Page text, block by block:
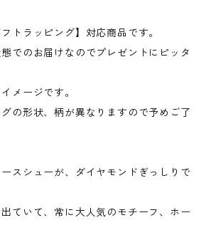
トラッピング】対応商品です。
でのお届けなのでプレゼントにピッタ
メージです。
の形状、柄が異なりますので予めご了
スシューが、ダイヤモンドぎっしりで
ていて、常に大人気のモチーフ、ホー